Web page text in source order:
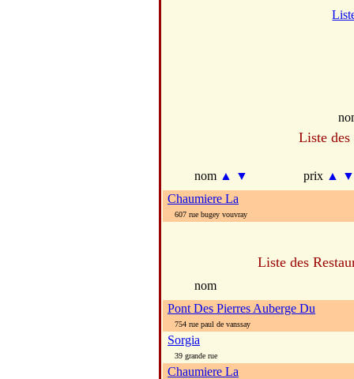
Liste des
nom ▲ ▼ prix ▲
▼
Chaumiere La
607 rue bugey vouvray
Liste des
nom
Pont Des Pierres Auberge Du
754 rue paul de vanssay
Sorgia
39 grande rue
Chaumiere La